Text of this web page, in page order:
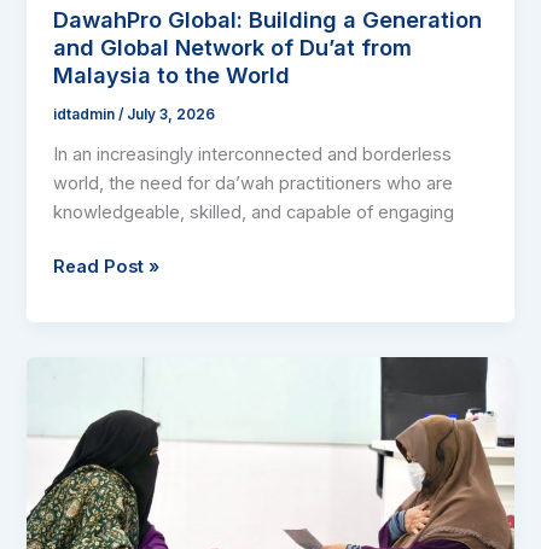
DawahPro Global: Building a Generation
and Global Network of Du’at from
Malaysia to the World
idtadmin/ July 3, 2026
In an increasingly interconnected and borderless
world, the need for da’wah practitioners who are
knowledgeable, skilled, and capable of engaging
Building
a
Generation
and
Global
Network
of
from
Read Post »
the
Mu’min:
Intermediate